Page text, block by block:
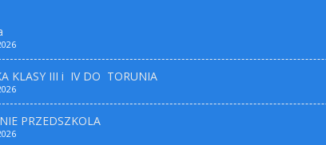
KLASY III i IV DO TORUNIA
PRZEDSZKOLA